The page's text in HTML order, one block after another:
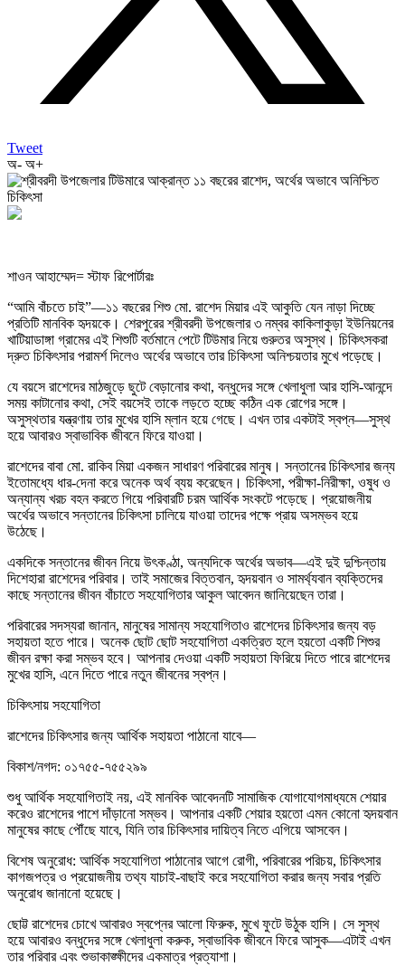
Tweet
অ- অ+
শাওন আহাম্মেদ= স্টাফ রিপোর্টারঃ
“আমি বাঁচতে চাই”—১১ বছরের শিশু মো. রাশেদ মিয়ার এই আকুতি যেন নাড়া দিচ্ছে
প্রতিটি মানবিক হৃদয়কে। শেরপুরের শ্রীবরদী উপজেলার ৩ নম্বর কাকিলাকুড়া ইউনিয়নের
খাটিয়াডাঙ্গা গ্রামের এই শিশুটি বর্তমানে পেটে টিউমার নিয়ে গুরুতর অসুস্থ। চিকিৎসকরা
দ্রুত চিকিৎসার পরামর্শ দিলেও অর্থের অভাবে তার চিকিৎসা অনিশ্চয়তার মুখে পড়েছে।
যে বয়সে রাশেদের মাঠজুড়ে ছুটে বেড়ানোর কথা, বন্ধুদের সঙ্গে খেলাধুলা আর হাসি-আনন্দে
সময় কাটানোর কথা, সেই বয়সেই তাকে লড়তে হচ্ছে কঠিন এক রোগের সঙ্গে।
অসুস্থতার যন্ত্রণায় তার মুখের হাসি ম্লান হয়ে গেছে। এখন তার একটাই স্বপ্ন—সুস্থ
হয়ে আবারও স্বাভাবিক জীবনে ফিরে যাওয়া।
রাশেদের বাবা মো. রাকিব মিয়া একজন সাধারণ পরিবারের মানুষ। সন্তানের চিকিৎসার জন্য
ইতোমধ্যে ধার-দেনা করে অনেক অর্থ ব্যয় করেছেন। চিকিৎসা, পরীক্ষা-নিরীক্ষা, ওষুধ ও
অন্যান্য খরচ বহন করতে গিয়ে পরিবারটি চরম আর্থিক সংকটে পড়েছে। প্রয়োজনীয়
অর্থের অভাবে সন্তানের চিকিৎসা চালিয়ে যাওয়া তাদের পক্ষে প্রায় অসম্ভব হয়ে
উঠেছে।
একদিকে সন্তানের জীবন নিয়ে উৎকণ্ঠা, অন্যদিকে অর্থের অভাব—এই দুই দুশ্চিন্তায়
দিশেহারা রাশেদের পরিবার। তাই সমাজের বিত্তবান, হৃদয়বান ও সামর্থ্যবান ব্যক্তিদের
কাছে সন্তানের জীবন বাঁচাতে সহযোগিতার আকুল আবেদন জানিয়েছেন তারা।
পরিবারের সদস্যরা জানান, মানুষের সামান্য সহযোগিতাও রাশেদের চিকিৎসার জন্য বড়
সহায়তা হতে পারে। অনেক ছোট ছোট সহযোগিতা একত্রিত হলে হয়তো একটি শিশুর
জীবন রক্ষা করা সম্ভব হবে। আপনার দেওয়া একটি সহায়তা ফিরিয়ে দিতে পারে রাশেদের
মুখের হাসি, এনে দিতে পারে নতুন জীবনের স্বপ্ন।
চিকিৎসায় সহযোগিতা
রাশেদের চিকিৎসার জন্য আর্থিক সহায়তা পাঠানো যাবে—
বিকাশ/নগদ: ০১৭৫৫-৭৫৫২৯৯
শুধু আর্থিক সহযোগিতাই নয়, এই মানবিক আবেদনটি সামাজিক যোগাযোগমাধ্যমে শেয়ার
করেও রাশেদের পাশে দাঁড়ানো সম্ভব। আপনার একটি শেয়ার হয়তো এমন কোনো হৃদয়বান
মানুষের কাছে পৌঁছে যাবে, যিনি তার চিকিৎসার দায়িত্ব নিতে এগিয়ে আসবেন।
বিশেষ অনুরোধ: আর্থিক সহযোগিতা পাঠানোর আগে রোগী, পরিবারের পরিচয়, চিকিৎসার
কাগজপত্র ও প্রয়োজনীয় তথ্য যাচাই-বাছাই করে সহযোগিতা করার জন্য সবার প্রতি
অনুরোধ জানানো হয়েছে।
ছোট্ট রাশেদের চোখে আবারও স্বপ্নের আলো ফিরুক, মুখে ফুটে উঠুক হাসি। সে সুস্থ
হয়ে আবারও বন্ধুদের সঙ্গে খেলাধুলা করুক, স্বাভাবিক জীবনে ফিরে আসুক—এটাই এখন
তার পরিবার এবং শুভাকাঙ্ক্ষীদের একমাত্র প্রত্যাশা।